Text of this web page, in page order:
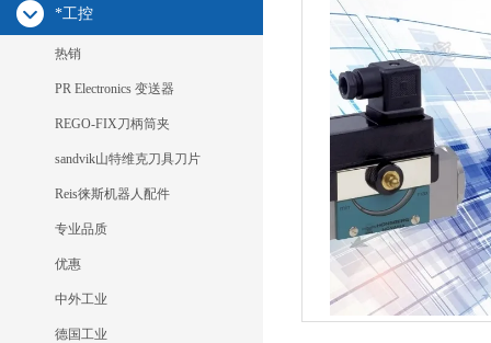
*工控
热销
PR Electronics 变送器
REGO-FIX刀柄筒夹
sandvik山特维克刀具刀片
Reis徕斯机器人配件
专业品质
优惠
中外工业
德国工业